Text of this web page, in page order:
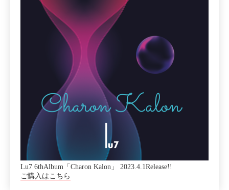
Lu7 6thAlbum「Charon Kalon」 2023.4.1Release!!
ご購入はこちら